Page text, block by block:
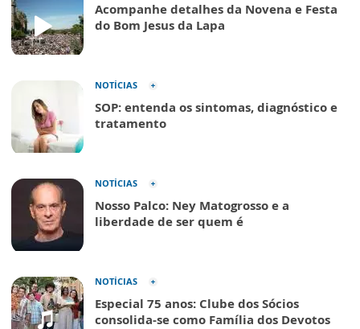
Acompanhe detalhes da Novena e Festa
do Bom Jesus da Lapa
NOTÍCIAS
SOP: entenda os sintomas, diagnóstico e
tratamento
NOTÍCIAS
Nosso Palco: Ney Matogrosso e a
liberdade de ser quem é
NOTÍCIAS
Especial 75 anos: Clube dos Sócios
consolida-se como Família dos Devotos